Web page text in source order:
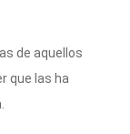
de aquellos
que las ha